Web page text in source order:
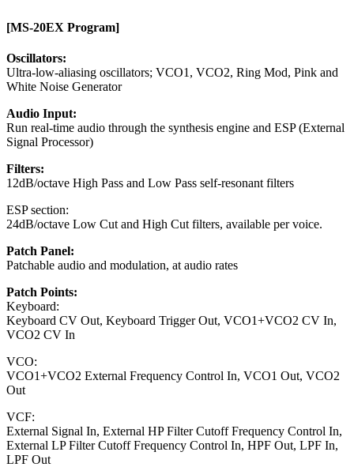
[MS-20EX Program]
Oscillators:
Ultra-low-aliasing oscillators; VCO1, VCO2, Ring Mod, Pink and
White Noise Generator
Audio Input:
Run real-time audio through the synthesis engine and ESP (External
Signal Processor)
Filters:
12dB/octave High Pass and Low Pass self-resonant filters
ESP section:
24dB/octave Low Cut and High Cut filters, available per voice.
Patch Panel:
Patchable audio and modulation, at audio rates
Patch Points:
Keyboard:
Keyboard CV Out, Keyboard Trigger Out, VCO1+VCO2 CV In,
VCO2 CV In
VCO:
VCO1+VCO2 External Frequency Control In, VCO1 Out, VCO2
Out
VCF:
External Signal In, External HP Filter Cutoff Frequency Control In,
External LP Filter Cutoff Frequency Control In, HPF Out, LPF In,
LPF Out